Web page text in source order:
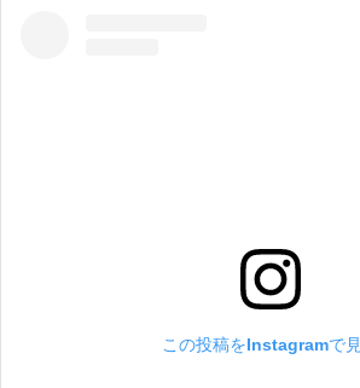
この投稿をInstagramで